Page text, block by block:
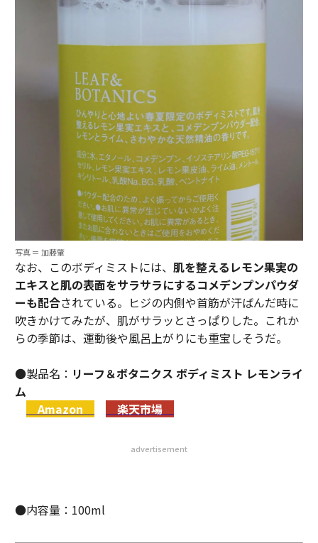
写真 ＝ 加藤肇
なお、このボディミストには、 肌を整えるレモン果実の
エキスと肌の表面をサラサラにするコメデンプンパウダ
ーも配合されている。ヒジの内側や首筋が汗ばんだ時に
吹きかけてみたが、肌がサラッとさっぱりした。これか
らの季節は、運動後や風呂上がりにも重宝しそうだ。
●製品名： リーフ＆ボタニクス ボディミスト レモンライ
ム
Amazon
楽天市場
advertisement
●内容量：100ml